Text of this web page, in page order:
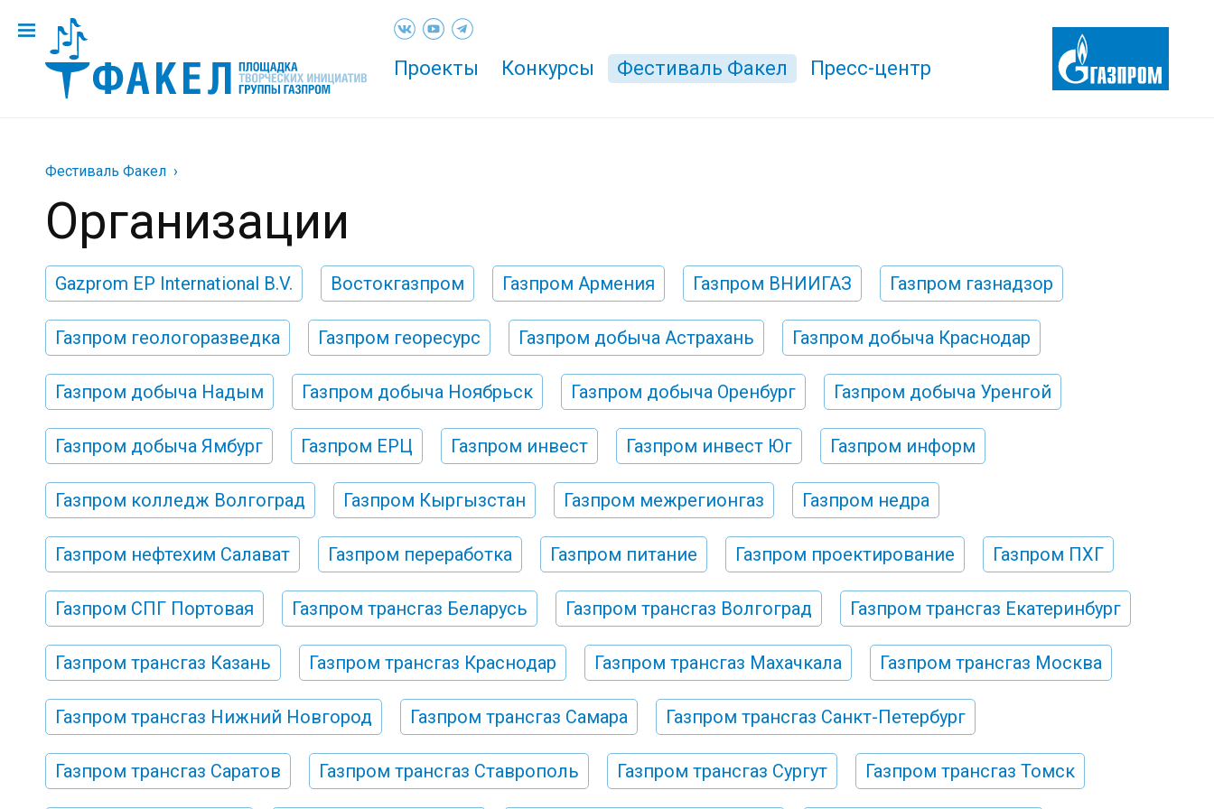
Проекты Конкурсы Фестиваль Факел Пресс-центр
Фестиваль Факел
Организации
Gazprom EP International B.V. Востокгазпром Газпром Армения Газпром ВНИИГАЗ Газпром газнадзор
Газпром геологоразведка Газпром георесурс Газпром добыча Астрахань Газпром добыча Краснодар
Газпром добыча Надым Газпром добыча Ноябрьск Газпром добыча Оренбург Газпром добыча Уренгой
Газпром добыча Ямбург Газпром ЕРЦ Газпром инвест Газпром инвест Юг Газпром информ
Газпром колледж Волгоград Газпром Кыргызстан Газпром межрегионгаз Газпром недра
Газпром нефтехим Салават Газпром переработка Газпром питание Газпром проектирование Газпром ПХГ
Газпром СПГ Портовая Газпром трансгаз Беларусь Газпром трансгаз Волгоград Газпром трансгаз Екатеринбург
Газпром трансгаз Казань Газпром трансгаз Краснодар Газпром трансгаз Махачкала Газпром трансгаз Москва
Газпром трансгаз Нижний Новгород Газпром трансгаз Самара Газпром трансгаз Санкт-Петербург
Газпром трансгаз Саратов Газпром трансгаз Ставрополь Газпром трансгаз Сургут Газпром трансгаз Томск